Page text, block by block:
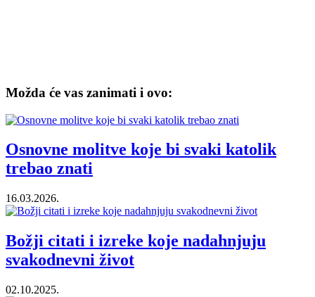
Možda će vas zanimati i ovo:
Osnovne molitve koje bi svaki katolik
trebao znati
16.03.2026.
Božji citati i izreke koje nadahnjuju
svakodnevni život
02.10.2025.